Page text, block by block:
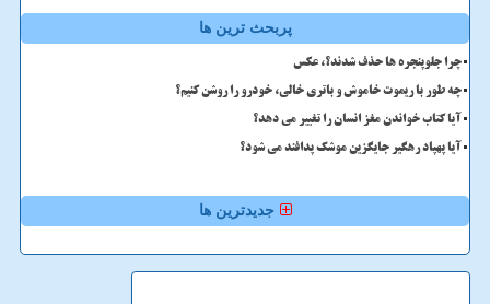
پربحث ترین ها
چرا جلوپنجره ها حذف شدند؟، عکس
چه طور با ریموت خاموش و باتری خالی، خودرو را روشن کنیم؟
آیا کتاب خواندن مغز انسان را تغییر می دهد؟
آیا پهپاد رهگیر جایگزین موشک پدافند می شود؟
جدیدترین ها